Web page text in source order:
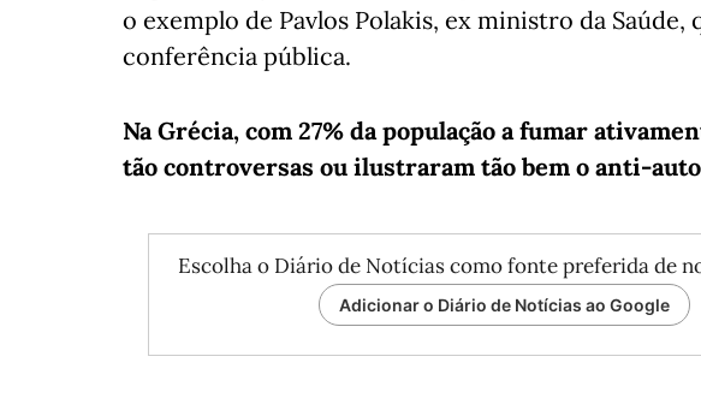
o exemplo de Pavlos Polakis, ex ministro da
conferência pública.
Na Grécia, com 27% da população a fumar
tão controversas ou ilustraram tão bem o anti-
Escolha o Diário de Notícias como fonte preferida de
Adicionar o Diário de Notícias ao Google